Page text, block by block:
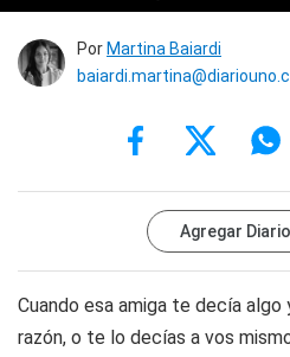
Por Martina Baiardi
Agregar
Cuando esa amiga te decía
razón, o te lo decías a vos